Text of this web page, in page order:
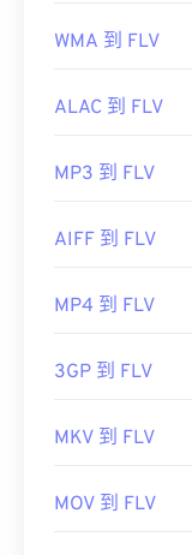
WMA 到 FLV
ALAC 到 FLV
MP3 到 FLV
AIFF 到 FLV
MP4 到 FLV
3GP 到 FLV
MKV 到 FLV
MOV 到 FLV